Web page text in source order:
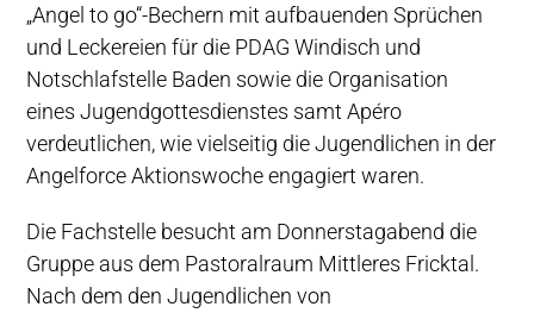
„Angel to go“-Bechern mit aufbauenden Sprüchen
und Leckereien für die PDAG Windisch und
Notschlafstelle Baden sowie die Organisation
eines Jugendgottesdienstes samt Apéro
verdeutlichen, wie vielseitig die Jugendlichen in der
Angelforce Aktionswoche engagiert waren.
Die Fachstelle besucht am Donnerstagabend die
Gruppe aus dem Pastoralraum Mittleres Fricktal.
Nach dem den Jugendlichen von